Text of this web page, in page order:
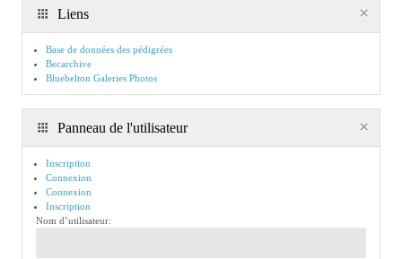
Liens
Base de données des pédigrées
Becarchive
Bluebelton Galeries Photos
Panneau de l'utilisateur
Inscription
Connexion
Connexion
Inscription
Nom d’utilisateur: